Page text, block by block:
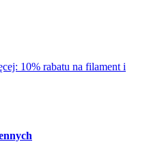
10% rabatu na filament i